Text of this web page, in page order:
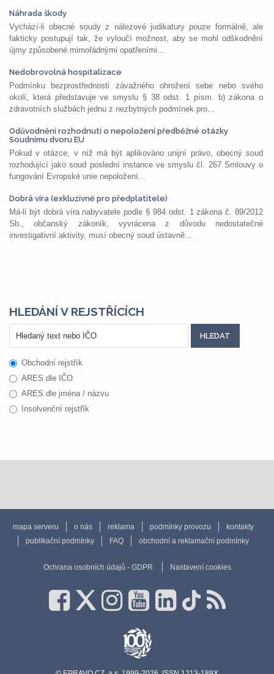
Náhrada škody
Vychází-li obecné soudy z nálezové judikatury pouze formálně, ale
fakticky postupují tak, že vyloučí možnost, aby se mohl odškodnění
újmy způsobené mimořádnými opatřeními...
Nedobrovolná hospitalizace
Podmínku bezprostřednosti závažného ohrožení sebe nebo svého
okolí, která představuje ve smyslu § 38 odst. 1 písm. b) zákona o
zdravotních službách jednu z nezbytných podmínek pro...
Odůvodnění rozhodnutí o nepoložení předběžné otázky
Soudnímu dvoru EU
Pokud v otázce, v níž má být aplikováno unijní právo, obecný soud
rozhodující jako soud poslední instance ve smyslu čl. 267 Smlouvy o
fungování Evropské unie nepoložení...
Dobrá víra (exkluzivně pro předplatitele)
Má-li být dobrá víra nabyvatele podle § 984 odst. 1 zákona č. 89/2012
Sb., občanský zákoník, vyvrácena z důvodu nedostatečné
investigativní aktivity, musí obecný soud ústavně...
HLEDÁNÍ V REJSTŘÍCÍCH
Obchodní rejstřík
ARES dle IČO
ARES dle jména / názvu
Insolvenční rejstřík
mapa serveru o nás reklama podmínky provozu
kontakty
publikační podmínky
FAQ obchodní a reklamační podmínky
Ochrana osobních údajů - GDPR Nastavení cookies